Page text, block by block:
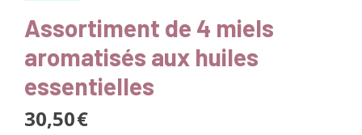
Assortiment de 4 miels
aromatisés aux huiles
essentielles
30,50€